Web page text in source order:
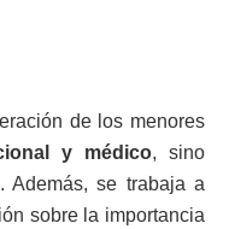
de los menores
y médico, sino
Además, se trabaja a
sobre la importancia